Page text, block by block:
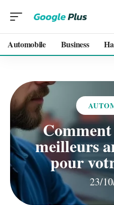
Automobile Business
meilleurs
pour
23/